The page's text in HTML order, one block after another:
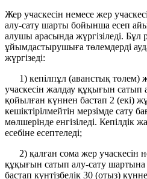
Жер учаскесін немесе жер
алу-сату шарты бойынша есеп
алушы арасында жүргізіледі. Бұл
ұйымдастырушыға төлемдерді
жүргізеді:
1) кепілпұл (аванстық төлем)
учаскесін жалдау құқығын сатып
қойылған күннен бастап 2 (екі)
кешіктірілмейтін мерзімде сату
мөлшерінде енгізіледі. Кепілдік
есебіне есептеледі;
2) қалған сома жер учаскесін
құқығын сатып алу-сату
бастап күнтізбелік 30 (отыз)